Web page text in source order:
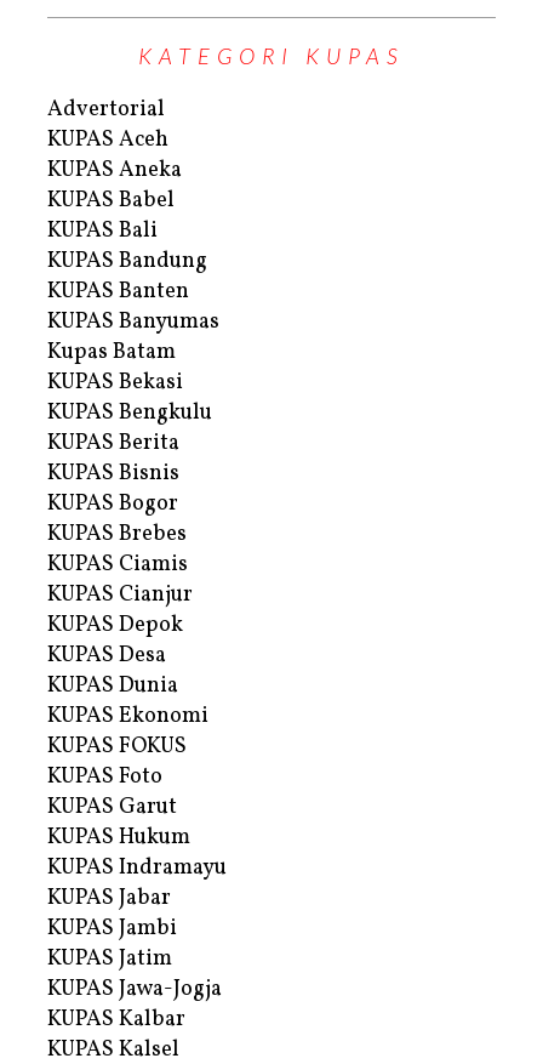
KATEGORI KUPAS
Advertorial
KUPAS Aceh
KUPAS Aneka
KUPAS Babel
KUPAS Bali
KUPAS Bandung
KUPAS Banten
KUPAS Banyumas
Kupas Batam
KUPAS Bekasi
KUPAS Bengkulu
KUPAS Berita
KUPAS Bisnis
KUPAS Bogor
KUPAS Brebes
KUPAS Ciamis
KUPAS Cianjur
KUPAS Depok
KUPAS Desa
KUPAS Dunia
KUPAS Ekonomi
KUPAS FOKUS
KUPAS Foto
KUPAS Garut
KUPAS Hukum
KUPAS Indramayu
KUPAS Jabar
KUPAS Jambi
KUPAS Jatim
KUPAS Jawa-Jogja
KUPAS Kalbar
KUPAS Kalsel